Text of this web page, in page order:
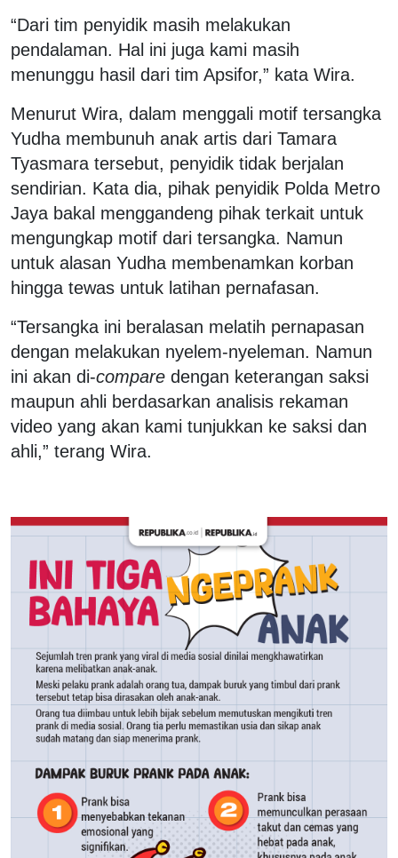
“Dari tim penyidik masih melakukan
pendalaman. Hal ini juga kami masih
menunggu hasil dari tim Apsifor,” kata Wira.
Menurut Wira, dalam menggali motif tersangka
Yudha membunuh anak artis dari Tamara
Tyasmara tersebut, penyidik tidak berjalan
sendirian. Kata dia, pihak penyidik Polda Metro
Jaya bakal menggandeng pihak terkait untuk
mengungkap motif dari tersangka. Namun
untuk alasan Yudha membenamkan korban
hingga tewas untuk latihan pernafasan.
“Tersangka ini beralasan melatih pernapasan
dengan melakukan nyelem-nyeleman. Namun
ini akan di-compare dengan keterangan saksi
maupun ahli berdasarkan analisis rekaman
video yang akan kami tunjukkan ke saksi dan
ahli,” terang Wira.